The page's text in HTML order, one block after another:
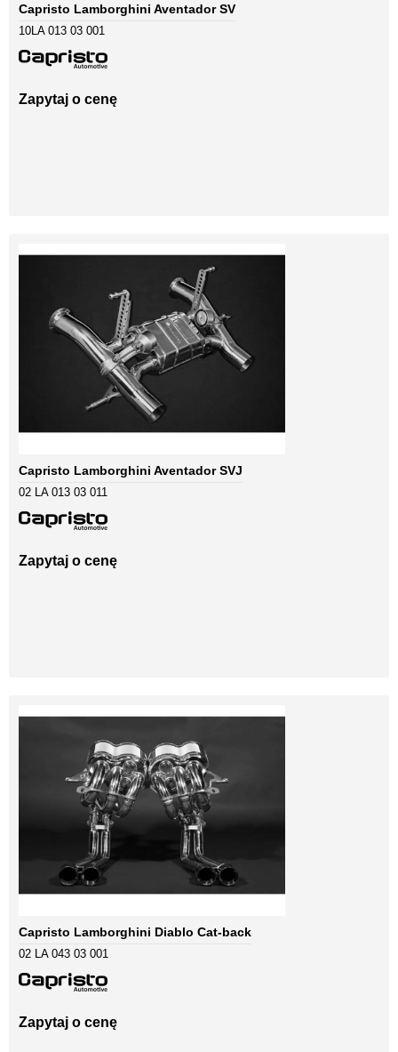
Capristo Lamborghini Aventador SV
10LA 013 03 001
Zapytaj o cenę
Capristo Lamborghini Aventador SVJ
02 LA 013 03 011
Zapytaj o cenę
Capristo Lamborghini Diablo Cat-back
02 LA 043 03 001
Zapytaj o cenę